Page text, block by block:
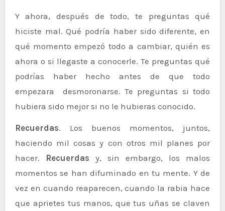
Y ahora, después de todo, te preguntas qué
hiciste mal. Qué podría haber sido diferente, en
qué momento empezó todo a cambiar, quién es
ahora o si llegaste a conocerle. Te preguntas qué
podrías haber hecho antes de que todo
empezara desmoronarse. Te preguntas si todo
hubiera sido mejor si no le hubieras conocido.
Recuerdas. Los buenos momentos, juntos,
haciendo mil cosas y con otros mil planes por
hacer.
Recuerdas y, sin embargo, los malos
momentos se han difuminado en tu mente. Y de
vez en cuando reaparecen, cuando la rabia hace
que aprietes tus manos, que tus uñas se claven